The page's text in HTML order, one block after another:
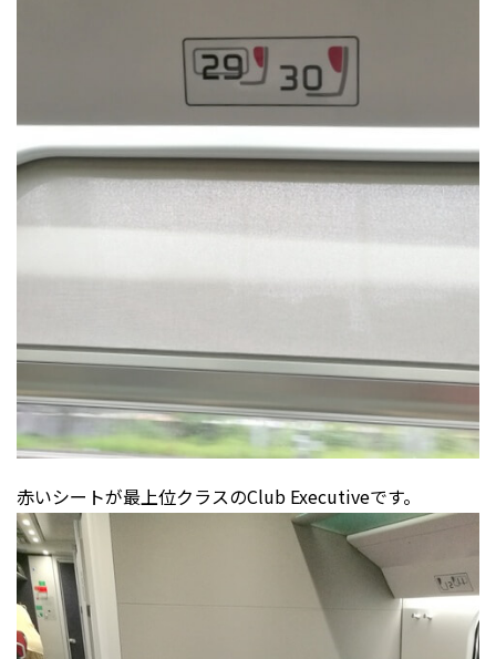
赤いシートが最上位クラスのClub Executiveです。